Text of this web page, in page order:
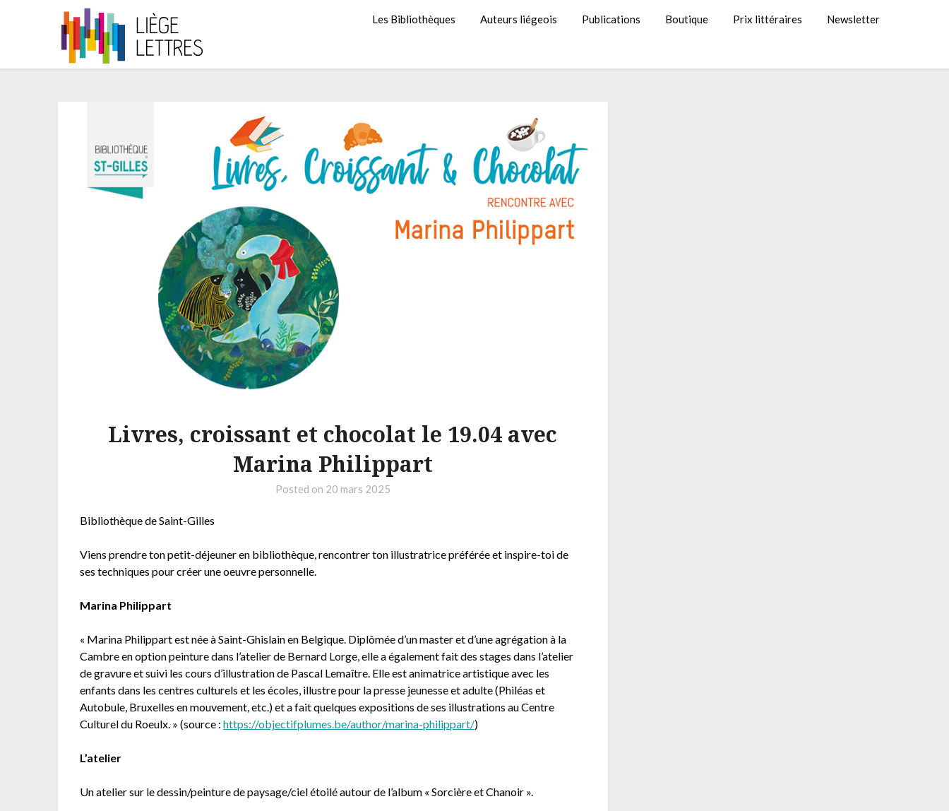
Les Bibliothèques Auteurs liégeois Publications Boutique Prix littéraires Newsletter
Livres, croissant et chocolat le 19.04 avec
Marina Philippart
Posted on 20 mars 2025
Bibliothèque de Saint-Gilles
Viens prendre ton petit-déjeuner en bibliothèque, rencontrer ton illustratrice préférée et inspire-toi de
ses techniques pour créer une oeuvre personnelle.
Marina Philippart
« Marina Philippart est née à Saint-Ghislain en Belgique. Diplômée d’un master et d’une agrégation à la
Cambre en option peinture dans l’atelier de Bernard Lorge, elle a également fait des stages dans l’atelier
de gravure et suivi les cours d’illustration de Pascal Lemaître. Elle est animatrice artistique avec les
enfants dans les centres culturels et les écoles, illustre pour la presse jeunesse et adulte (Philéas et
Autobule, Bruxelles en mouvement, etc.) et a fait quelques expositions de ses illustrations au Centre
Culturel du Roeulx. » (source :https://objectifplumes.be/author/marina-philippart/)
L’atelier
Un atelier sur le dessin/peinture de paysage/ciel étoilé autour de l’album « Sorcière et Chanoir ».